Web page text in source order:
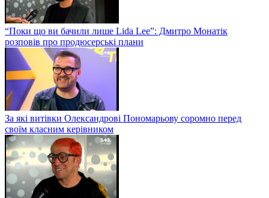
“Поки що ви бачили лише Lida Lee”: Дмитро Монатік
розповів про продюсерські плани
За які витівки Олександрові Пономарьову соромно перед
своїм класним керівником